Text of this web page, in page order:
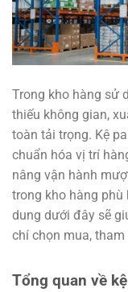
Trong kho hàng sử
thiếu không gian,
toàn tải trọng. Kệ
chuẩn hóa vị trí
nâng vận hành
trong kho hàng phù
dung dưới đây sẽ
chí chọn mua,
Tổng quan về